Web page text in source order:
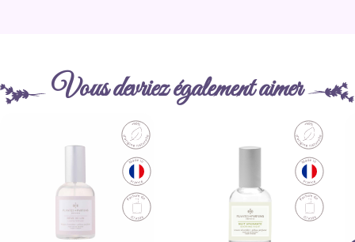
Vous devriez également aimer